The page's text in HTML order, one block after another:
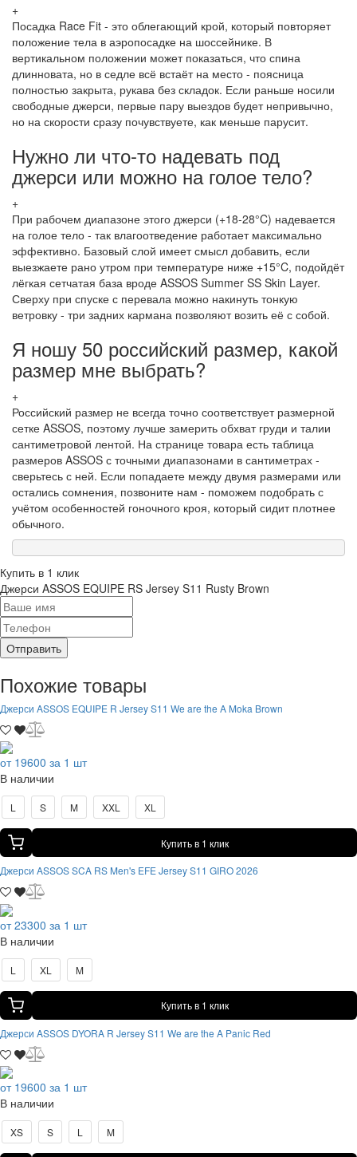
+
Посадка Race Fit - это облегающий крой, который повторяет
положение тела в аэропосадке на шоссейнике. В
вертикальном положении может показаться, что спина
длинновата, но в седле всё встаёт на место - поясница
полностью закрыта, рукава без складок. Если раньше носили
свободные джерси, первые пару выездов будет непривычно,
но на скорости сразу почувствуете, как меньше парусит.
Нужно ли что-то надевать под
джерси или можно на голое тело?
+
При рабочем диапазоне этого джерси (+18-28°C) надевается
на голое тело - так влагоотведение работает максимально
эффективно. Базовый слой имеет смысл добавить, если
выезжаете рано утром при температуре ниже +15°C, подойдёт
лёгкая сетчатая база вроде ASSOS Summer SS Skin Layer.
Сверху при спуске с перевала можно накинуть тонкую
ветровку - три задних кармана позволяют возить её с собой.
Я ношу 50 российский размер, какой
размер мне выбрать?
+
Российский размер не всегда точно соответствует размерной
сетке ASSOS, поэтому лучше замерить обхват груди и талии
сантиметровой лентой. На странице товара есть таблица
размеров ASSOS с точными диапазонами в сантиметрах -
сверьтесь с ней. Если попадаете между двумя размерами или
остались сомнения, позвоните нам - поможем подобрать с
учётом особенностей гоночного кроя, который сидит плотнее
обычного.
Купить в 1 клик
Джерси ASSOS EQUIPE RS Jersey S11 Rusty Brown
Отправить
Похожие товары
Джерси ASSOS EQUIPE R Jersey S11 We are the A Moka Brown
от 19600 за 1 шт
В наличии
L S M XXL XL
Купить в 1 клик
Джерси ASSOS SCA RS Men's EFE Jersey S11 GIRO 2026
от 23300 за 1 шт
В наличии
L XL M
Купить в 1 клик
Джерси ASSOS DYORA R Jersey S11 We are the A Panic Red
от 19600 за 1 шт
В наличии
XS S L M